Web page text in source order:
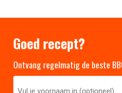
Goed recept?
Ontvang regelmatig de beste